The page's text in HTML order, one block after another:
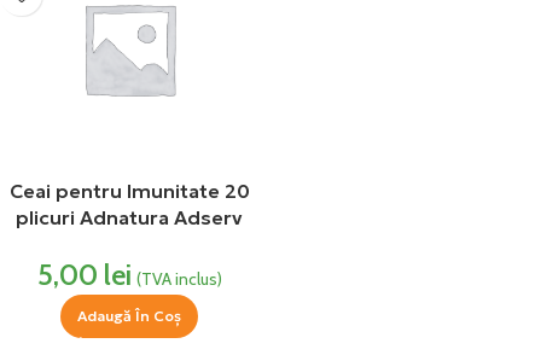
Ceai pentru Imunitate 20
plicuri Adnatura Adserv
5,00 lei (TVA inclus)
Adaugă În Coș